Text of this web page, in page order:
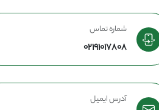
شماره تماس
02191017808
آدرس ایمیل